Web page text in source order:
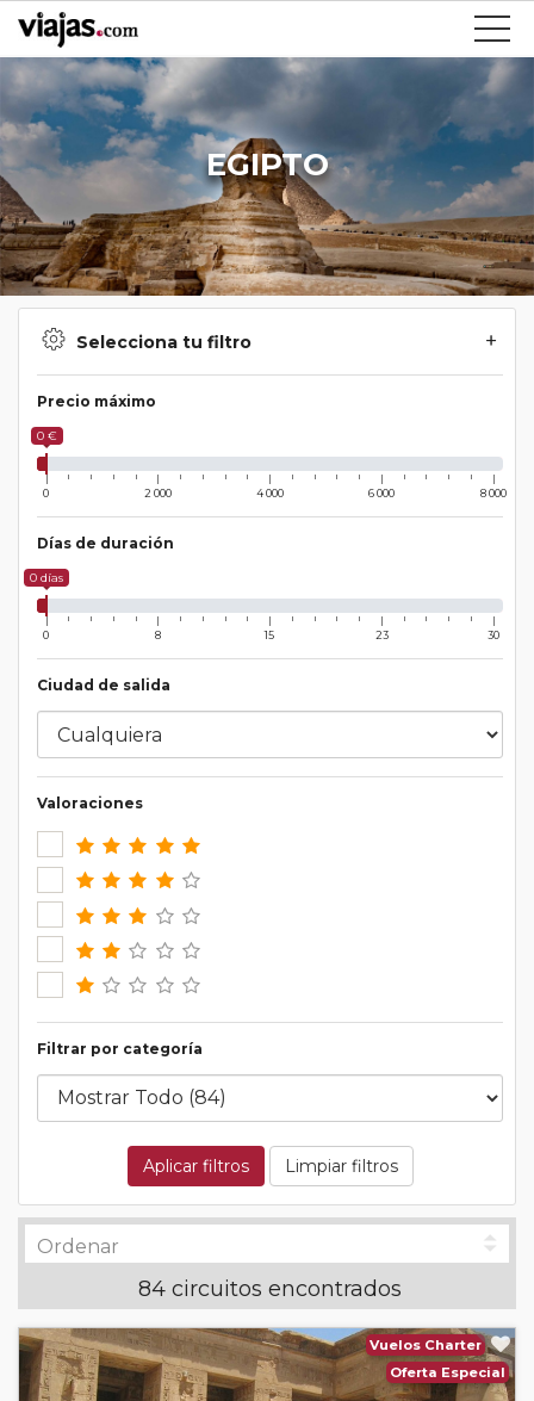
EGIPTO
Selecciona tu filtro
Precio máximo
0 €
0 2 000 4 000 6 000 8 000
Días de duración
0 días
0 8 15 23 30
Ciudad de salida
Valoraciones
Filtrar por categoría
Aplicar filtros Limpiar filtros
84 circuitos encontrados
Vuelos Charter
Oferta Especial